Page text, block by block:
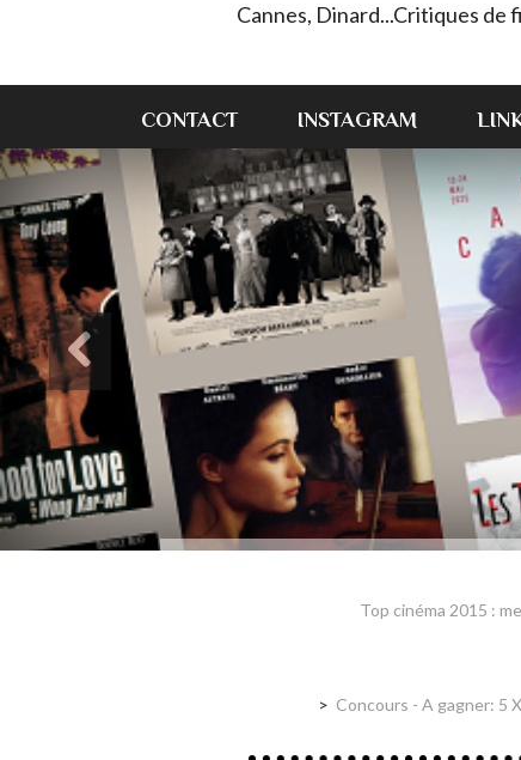
Cannes, Dinard...Critiques de
CONTACT INSTAGRAM
Top cinéma 2015 :
Concours - A gagner: 5